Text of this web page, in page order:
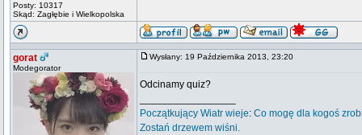
Posty: 10317
Skąd: Zagłębie i Wielkopolska
gorat
Modegorator
Wysłany: 19 Października 2013, 23:20
Odcinamy quiz?
Początkujący Wiatr wieje: Co mogę dla kogoś
Zostań drzewem wiśni.